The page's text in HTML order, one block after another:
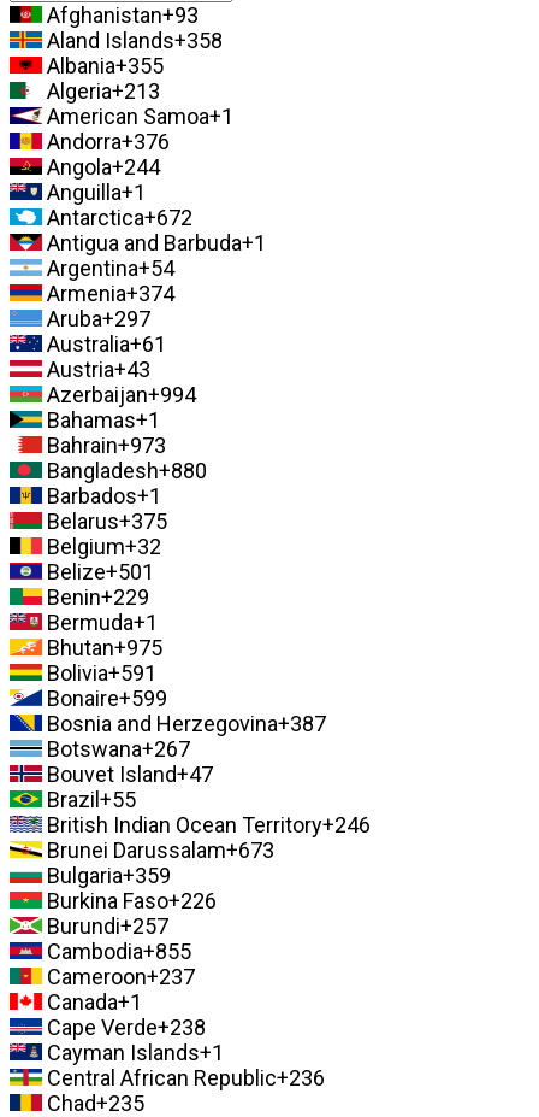
Afghanistan+93
Aland Islands+358
Albania+355
Algeria+213
American Samoa+1
Andorra+376
Angola+244
Anguilla+1
Antarctica+672
Antigua and Barbuda+1
Argentina+54
Armenia+374
Aruba+297
Australia+61
Austria+43
Azerbaijan+994
Bahamas+1
Bahrain+973
Bangladesh+880
Barbados+1
Belarus+375
Belgium+32
Belize+501
Benin+229
Bermuda+1
Bhutan+975
Bolivia+591
Bonaire+599
Bosnia and Herzegovina+387
Botswana+267
Bouvet Island+47
Brazil+55
British Indian Ocean Territory+246
Brunei Darussalam+673
Bulgaria+359
Burkina Faso+226
Burundi+257
Cambodia+855
Cameroon+237
Canada+1
Cape Verde+238
Cayman Islands+1
Central African Republic+236
Chad+235